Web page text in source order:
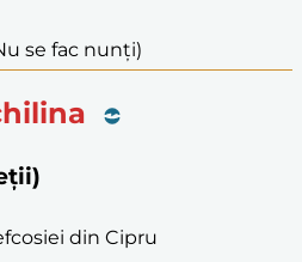
se fac nunți)
din Cipru